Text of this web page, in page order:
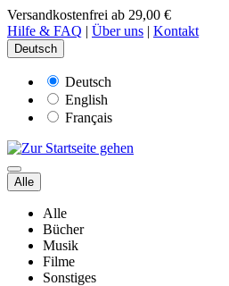
Versandkostenfrei ab 29,00 €
Hilfe & FAQ | Über uns | Kontakt
Deutsch
Deutsch
English
Français
Alle
Alle
Bücher
Musik
Filme
Sonstiges